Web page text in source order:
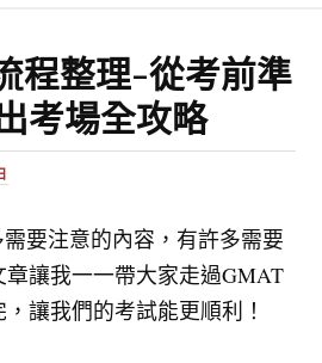
程整理-從考前準
考場全攻略
要注意的內容，有許多需要
讓我一一帶大家走過GMAT
讓我們的考試能更順利！